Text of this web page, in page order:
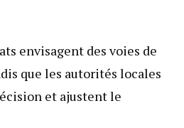
envisagent des voies de
que les autorités locales
et ajustent le